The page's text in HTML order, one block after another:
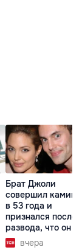
Брат Джоли
совершил
в 53 года и
признался после
развода, что он
вчера